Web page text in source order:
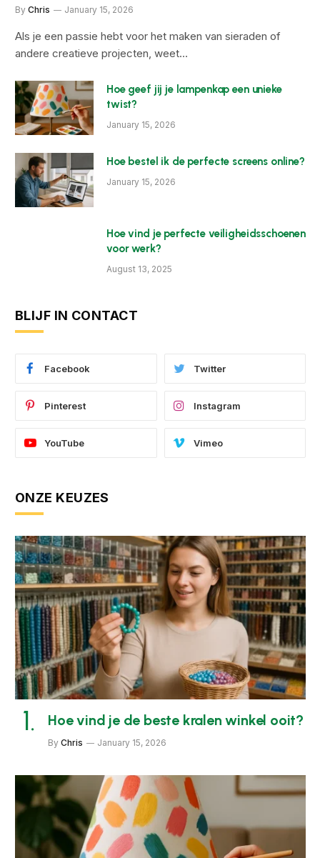
By Chris January 15, 2026
Als je een passie hebt voor het maken van sieraden of
andere creatieve projecten, weet…
Hoe geef jij je lampenkap een unieke
twist?
January 15, 2026
Hoe bestel ik de perfecte screens online?
January 15, 2026
Hoe vind je perfecte veiligheidsschoenen
voor werk?
August 13, 2025
BLIJF IN CONTACT
Facebook Twitter
Pinterest Instagram
YouTube Vimeo
ONZE KEUZES
Hoe vind je de beste kralen winkel ooit?
By Chris January 15, 2026